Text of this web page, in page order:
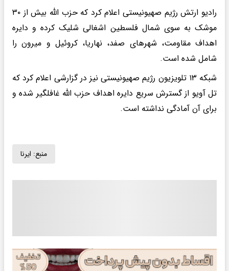
رادیو ارتش رژیم صهیونیستی اعلام کرد که حزب الله بیش از ۳۰
موشک به سوی شمال فلسطین اشغالی شلیک کرده و دایره
اهداف مقاومت، شهرهای صفد، نهاریا، کروئیل و میرون را
شامل شده است.
شبکه ۱۳ تلویزیون رژیم صهیونیستی نیز در گزارشی اعلام کرد که
تل آویو از گسترش سریع دایره اهداف حزب الله غافلگیر شده و
برای آن آمادگی نداشته است.
منبع: ایرنا